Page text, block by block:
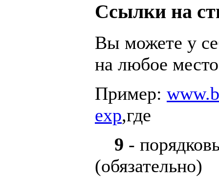
Ссылки на
Вы можете у
на любое
Пример:
exp,где
9 -
(обязательно)